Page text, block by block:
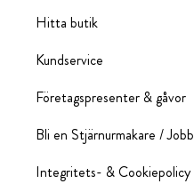
Hitta butik
Kundservice
Företagspresenter & gåvor
Bli en Stjärnurmakare / Jobb
Integritets- & Cookiepolicy